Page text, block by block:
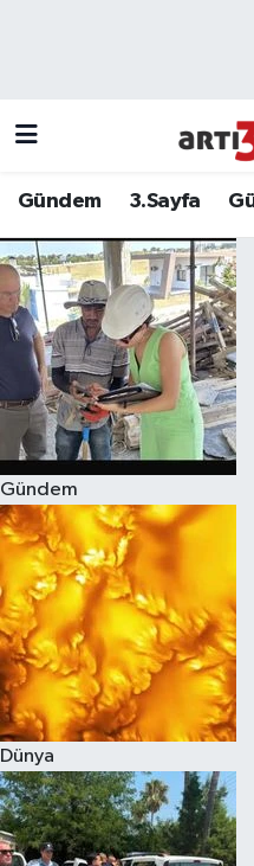
Gündem 3.Sayfa
Gündem
Dünya